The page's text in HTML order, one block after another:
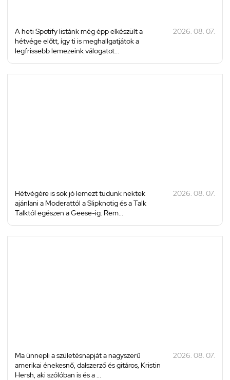
A heti Spotify listánk még épp elkészült a
hétvége előtt, így ti is meghallgatjátok a
legfrissebb lemezeink válogatot...
2026. 08. 07.
Hétvégére is sok jó lemezt tudunk nektek
ajánlani a Moderattól a Slipknotig és a Talk
Talktól egészen a Geese-ig. Rem...
2026. 08. 07.
Ma ünnepli a születésnapját a nagyszerű
amerikai énekesnő, dalszerző és gitáros, Kristin
Hersh, aki szólóban is és a ...
2026. 08. 07.